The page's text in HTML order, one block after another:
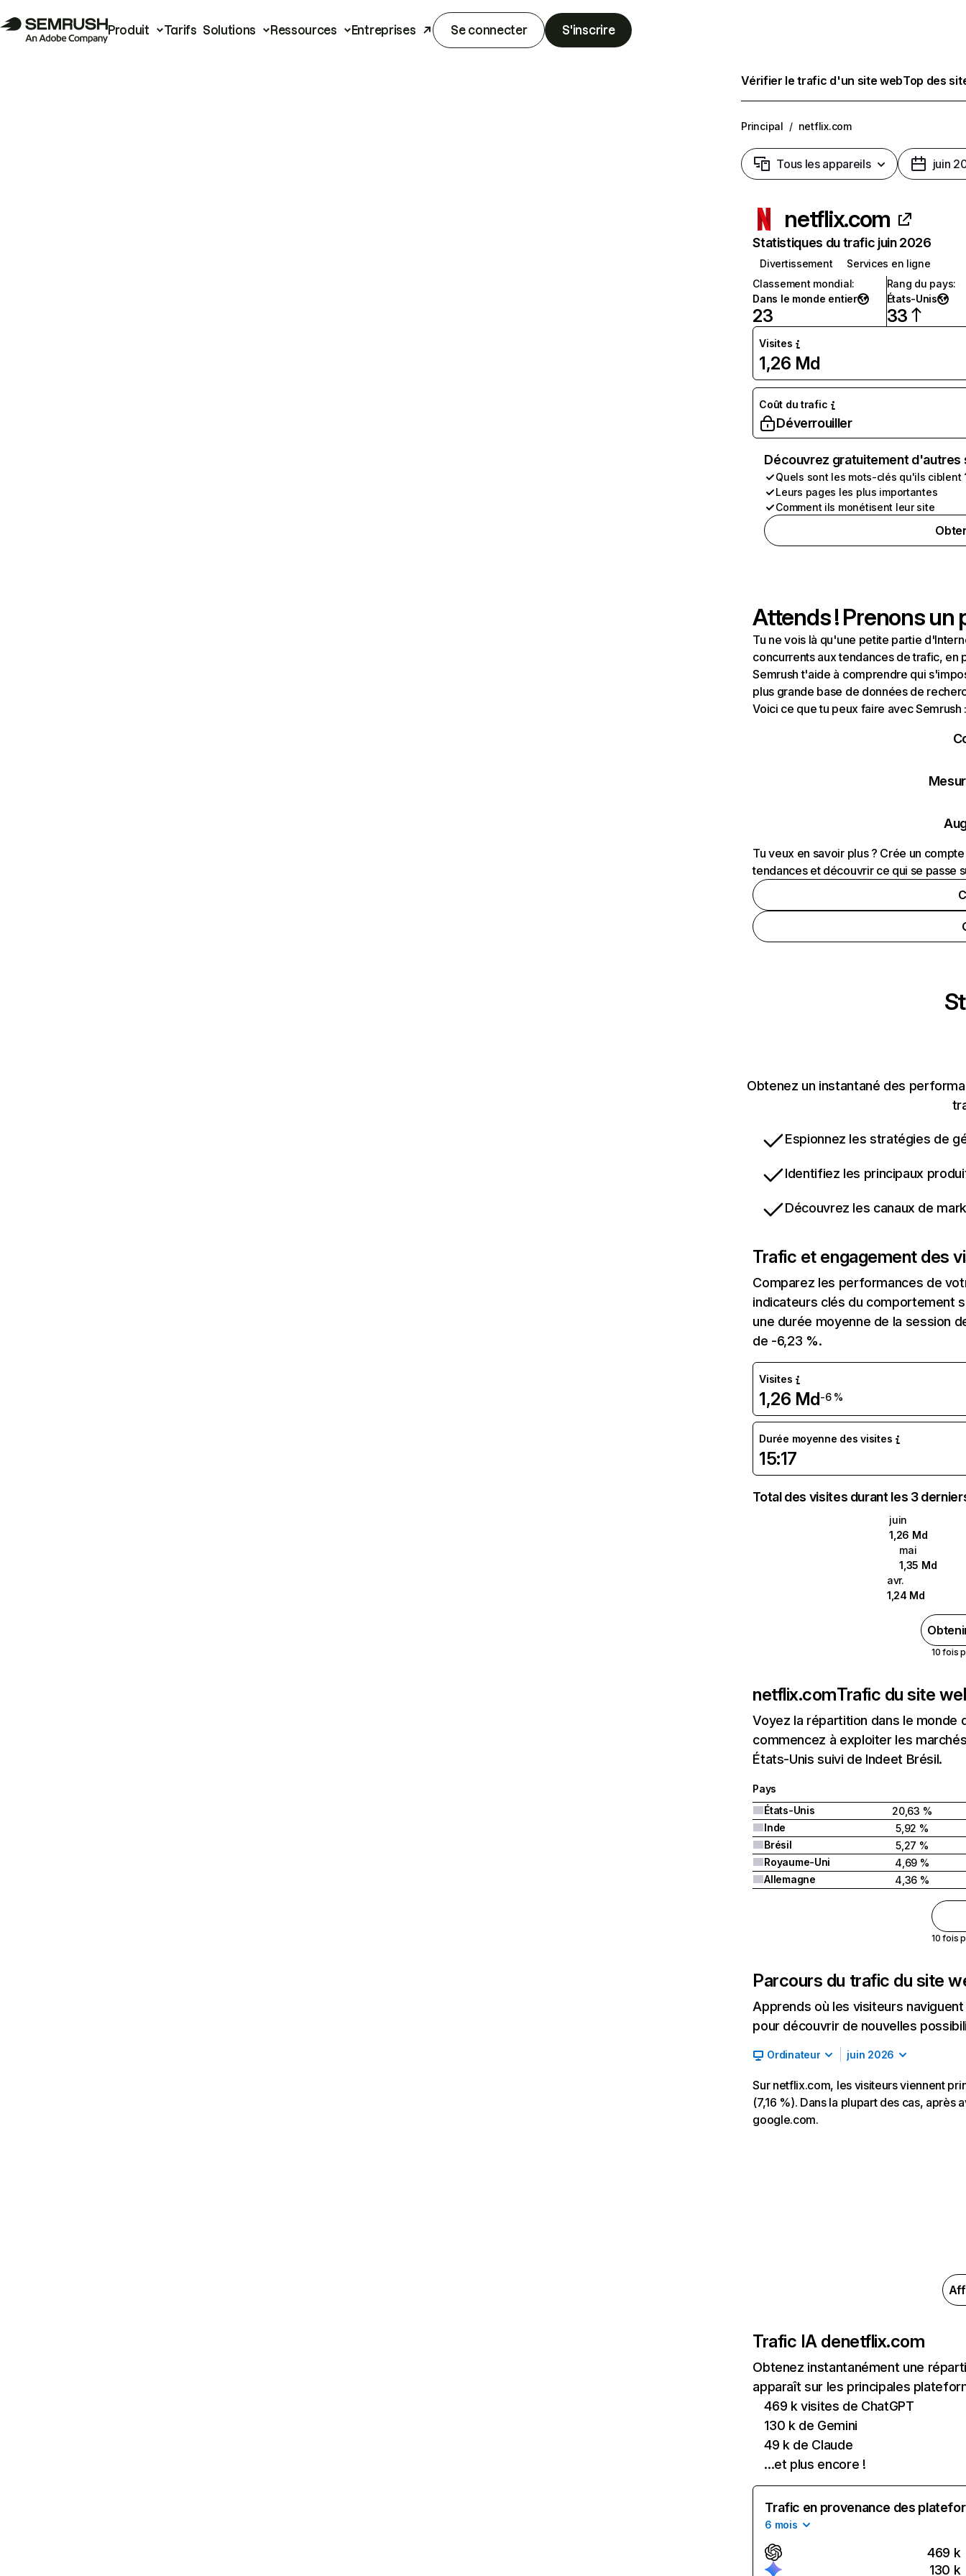
Produit Tarifs Solutions Ressources Entreprises Se connecter S'inscrire
Vérifier le trafic d'un site webTop des
Principal / netflix.com
Tous les appareils juin
netflix.com
Statistiques du trafic juin 2026
Divertissement
Services en ligne
Classement mondial:
Dans le monde entier
23
Rang du pays:
États-Unis
33
Visites
1,26 Md
Coût du trafic
Déverrouiller
Découvrez gratuitement
Quels sont les mots-clés qu'ils ciblent
Leurs pages les plus importantes
Comment ils monétisent leur site
Attends ! Prenons un
Tu ne vois là qu'une petite partie
concurrents aux tendances de trafic, en
Semrush t'aide à comprendre qui
plus grande base de données de
Voici ce que tu peux faire avec Semrush
Tu veux en savoir plus ? Crée un
tendances et découvrir ce qui se passe
Obtenez un instantané des
Espionnez les stratégies de
Identifiez les principaux
Découvrez les canaux de
Trafic et engagement des
Comparez les performances de
indicateurs clés du comportement
une durée moyenne de la session
de -6,23 %.
Visites
1,26 Md-6 %
Durée moyenne des visites
15:17
Total des visites durant les 3
juin
1,26 Md
mai
1,35 Md
avr.
1,24 Md
10 fois
netflix.comTrafic du site
Voyez la répartition dans le
commencez à exploiter les
États-Unis suivi de Indeet Brésil.
Pays
États-Unis
20,63 %
Inde
5,92 %
Brésil
5,27 %
Royaume-Uni
4,69 %
Allemagne
4,36 %
10 fois
Parcours du trafic du site
Apprends où les visiteurs
pour découvrir de nouvelles
Ordinateur juin 2026
Sur netflix.com, les visiteurs viennent
(7,16 %). Dans la plupart des cas,
google.com.
Trafic IA denetflix.com
Obtenez instantanément une
apparaît sur les principales
469 k visites de ChatGPT
130 k de Gemini
49 k de Claude
...et plus encore !
Trafic en provenance des
6 mois
469 k
130 k